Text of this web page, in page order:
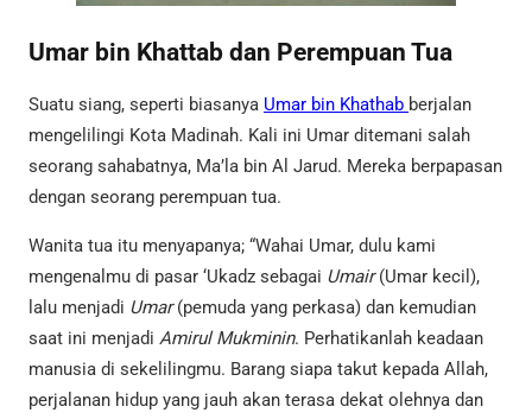
Umar bin Khattab dan Perempuan Tua
Suatu siang, seperti biasanya Umar bin Khathab berjalan
mengelilingi Kota Madinah. Kali ini Umar ditemani salah
seorang sahabatnya, Ma’la bin Al Jarud. Mereka berpapasan
dengan seorang perempuan tua.
Wanita tua itu menyapanya; “Wahai Umar, dulu kami
mengenalmu di pasar ‘Ukadz sebagai Umair(Umar kecil),
lalu menjadi Umar(pemuda yang perkasa) dan kemudian
saat ini menjadi Amirul Mukminin. Perhatikanlah keadaan
manusia di sekelilingmu. Barang siapa takut kepada Allah,
perjalanan hidup yang jauh akan terasa dekat olehnya dan